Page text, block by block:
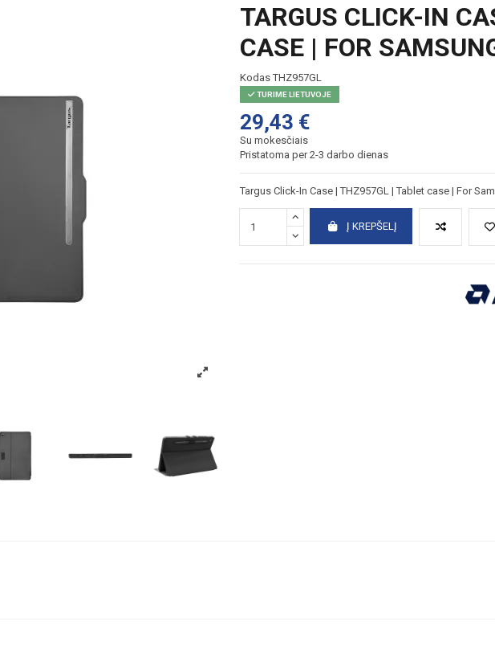
TARGUS CLICK-IN
CASE | FOR
Kodas THZ957GL
TURIME LIETUVOJE
29,43 €
Su mokesčiais
Pristatoma per 2-3 darbo dienas
Targus Click-In Case | THZ957GL | Tablet case | For
Į KREPŠELĮ